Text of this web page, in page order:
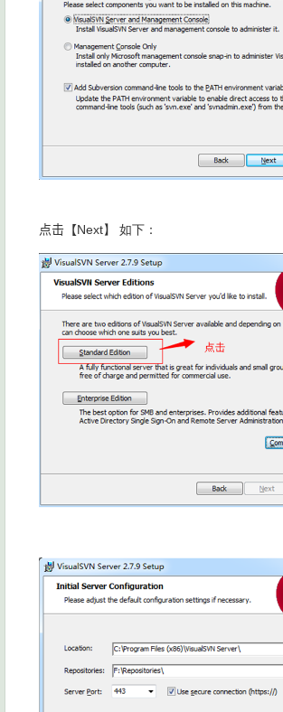
点击【Next】 如下：